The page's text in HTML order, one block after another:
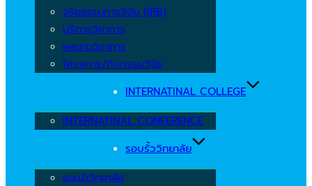
จริยธรรมการวิจัย (IRB)
บริการวิชาการ
ผลงานวิชาการ
โครงการ/กิจกรรมวิจัย
INTERNATINAL COLLEGE
INTERNATINAL CONFERENCE
รอบรั้ววิทยาลัย
แนะนำวิทยาลัย